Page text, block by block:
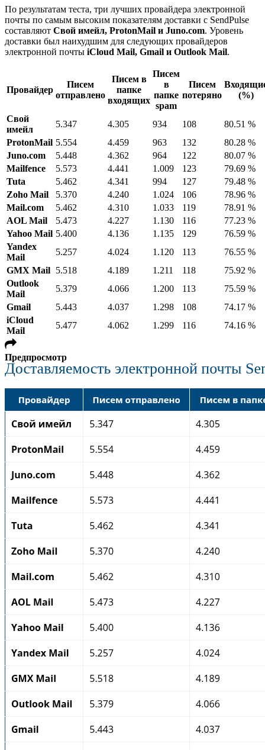
По результатам теста, три лучших провайдера электронной
почты по самым высоким показателям доставки с SendPulse
составляют Свой имейл, ProtonMail и Juno.com. Уровень
доставки был наихудшим для следующих провайдеров
электронной почты iCloud Mail, Gmail и Outlook Mail.
Провайдер
Писем
отправлено
Писем в
папке
входящих
Писем
в
папке
spam
Писем
потеряно
(%)
Свой
имейл
5.347 4.305 934 108
80.51 %
ProtonMail 5.554 4.459 963 132
80.28 %
Juno.com
5.448 4.362 964 122
80.07 %
Mailfence
5.573 4.441 1.009 123
79.69 %
Tuta
5.462 4.341 994 127
79.48 %
Zoho Mail
5.370 4.240 1.024 106
78.96 %
Mail.com
5.462 4.310 1.033 119
78.91 %
AOL Mail
5.473 4.227 1.130 116
77.23 %
Yahoo Mail 5.400 4.136 1.135 129
76.59 %
Yandex
Mail
5.257 4.024 1.120 113
76.55 %
GMX Mail 5.518 4.189 1.211 118
75.92 %
Outlook
Mail
5.379 4.066 1.200 113
75.59 %
Gmail
5.443 4.037 1.298 108
74.17 %
iCloud
Mail
5.477 4.062 1.299 116 74.16 %
Предпросмотр